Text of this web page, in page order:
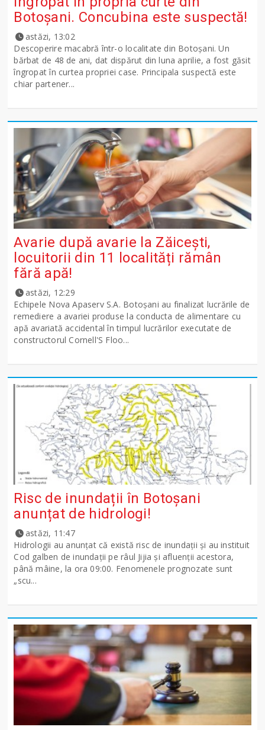
Botoșani. Concubina este suspectă!
astăzi, 13:02
Descoperire macabră într-o localitate din Botoșani. Un
bărbat de 48 de ani, dat dispărut din luna aprilie, a fost găsit
îngropat în curtea propriei case. Principala suspectă este
chiar partener...
Avarie după avarie la Zăicești,
locuitorii din 11 localități rămân
fără apă!
astăzi, 12:29
Echipele Nova Apaserv S.A. Botoșani au finalizat lucrările de
remediere a avariei produse la conducta de alimentare cu
apă avariată accidental în timpul lucrărilor executate de
constructorul Cornell'S Floo...
Risc de inundații în Botoșani
anunțat de hidrologi!
astăzi, 11:47
Hidrologii au anunțat că există risc de inundații și au instituit
Cod galben de inundații pe râul Jijia și afluenții acestora,
până mâine, la ora 09:00. Fenomenele prognozate sunt
„scu...